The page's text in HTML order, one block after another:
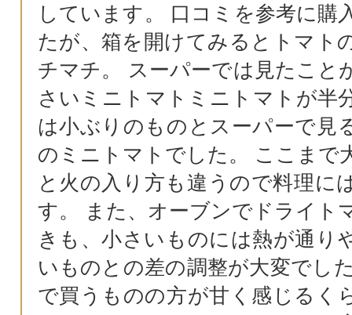
しています。 口コミを参考に購
たが、箱を開けてみるとトマト
チマチ。 スーパーでは見たこと
さいミニトマトミニトマトが半
は小ぶりのものとスーパーで見
のミニトマトでした。 ここまで
と火の入り方も違うので料理に
す。 また、オーブンでドライト
きも、小さいものには熱が通り
いものとの差の調整が大変でし
で買うものの方が甘く感じるく